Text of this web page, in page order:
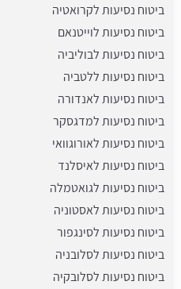
ביטוח נסיעות לקרואטיה
ביטוח נסיעות לוייטנאם
ביטוח נסיעות לבוליביה
ביטוח נסיעות ללטביה
ביטוח נסיעות לאנדורה
ביטוח נסיעות למדגסקר
ביטוח נסיעות לאורוגוואי
ביטוח נסיעות לאיסלנד
ביטוח נסיעות לגואטמלה
ביטוח נסיעות לאסטוניה
ביטוח נסיעות לסינגפור
ביטוח נסיעות לסלובניה
ביטוח נסיעות לסלובקיה